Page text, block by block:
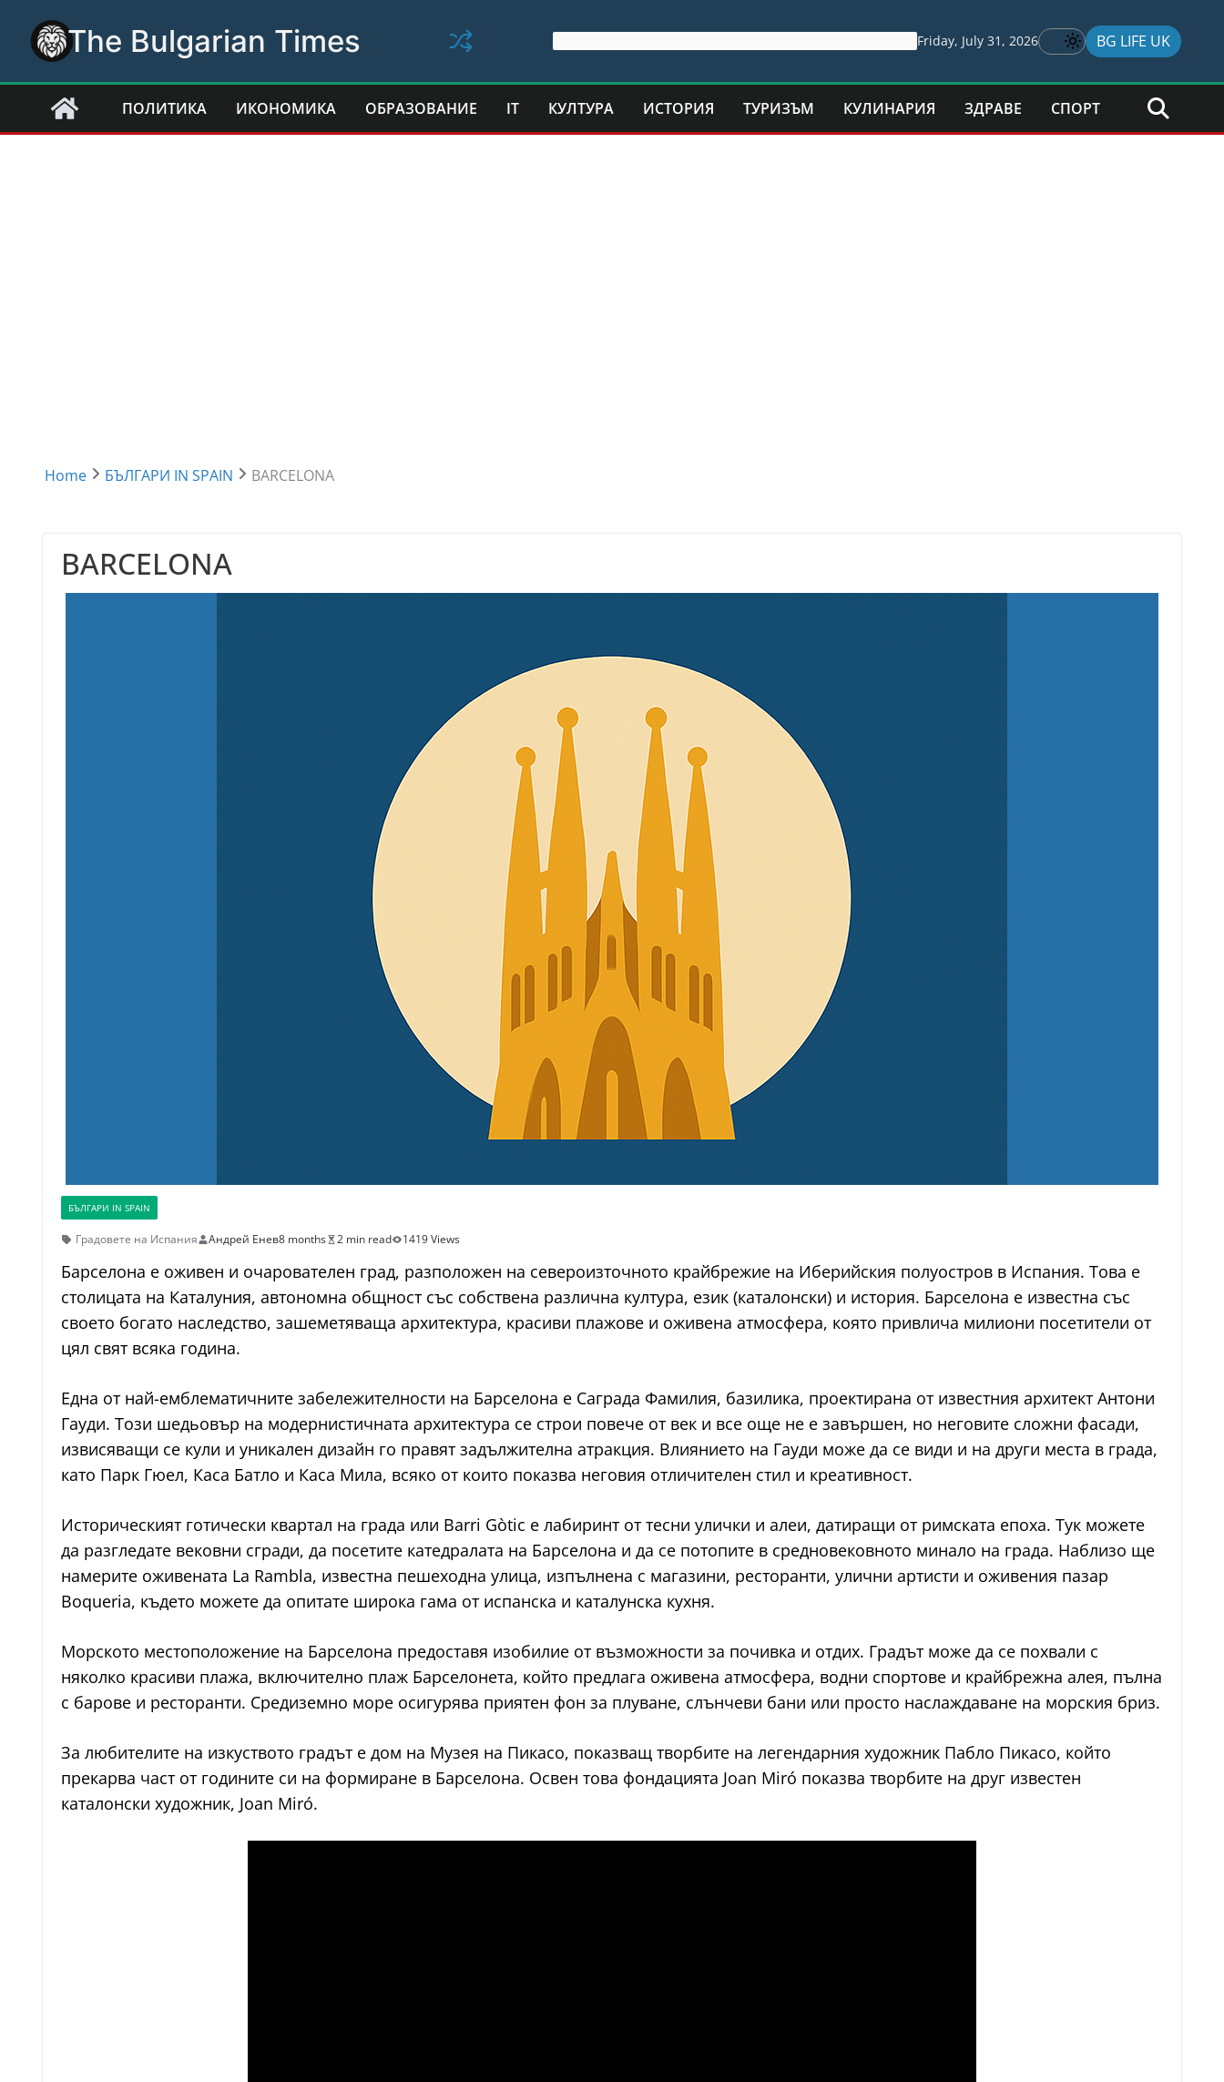
content
The Bulgarian Times Friday, July 31, 2026 BG LIFE UK
ПОЛИТИКА ИКОНОМИКА ОБРАЗОВАНИЕ IT КУЛТУРА ИСТОРИЯ ТУРИЗЪМ КУЛИНАРИЯ ЗДРАВЕ СПОРТ
Home БЪЛГАРИ IN SPAIN BARCELONA
BARCELONA
БЪЛГАРИ IN SPAIN
Градовете на Испания Андрей Енев8 months 2 min read 1419 Views
Барселона е оживен и очарователен град, разположен на североизточното крайбрежие на Иберийския полуостров в Испания. Това е
столицата на Каталуния, автономна общност със собствена различна култура, език (каталонски) и история. Барселона е известна със
своето богато наследство, зашеметяваща архитектура, красиви плажове и оживена атмосфера, която привлича милиони посетители от
цял свят всяка година.
Една от най-емблематичните забележителности на Барселона е Саграда Фамилия, базилика, проектирана от известния архитект Антони
Гауди. Този шедьовър на модернистичната архитектура се строи повече от век и все още не е завършен, но неговите сложни фасади,
извисяващи се кули и уникален дизайн го правят задължителна атракция. Влиянието на Гауди може да се види и на други места в града,
като Парк Гюел, Каса Батло и Каса Мила, всяко от които показва неговия отличителен стил и креативност.
Историческият готически квартал на града или Barri Gòtic е лабиринт от тесни улички и алеи, датиращи от римската епоха. Тук можете
да разгледате вековни сгради, да посетите катедралата на Барселона и да се потопите в средновековното минало на града. Наблизо ще
намерите оживената La Rambla, известна пешеходна улица, изпълнена с магазини, ресторанти, улични артисти и оживения пазар
Boqueria, където можете да опитате широка гама от испанска и каталунска кухня.
Морското местоположение на Барселона предоставя изобилие от възможности за почивка и отдих. Градът може да се похвали с
няколко красиви плажа, включително плаж Барселонета, който предлага оживена атмосфера, водни спортове и крайбрежна алея, пълна
с барове и ресторанти. Средиземно море осигурява приятен фон за плуване, слънчеви бани или просто наслаждаване на морския бриз.
За любителите на изкуството градът е дом на Музея на Пикасо, показващ творбите на легендарния художник Пабло Пикасо, който
прекарва част от годините си на формиране в Барселона. Освен това фондацията Joan Miró показва творбите на друг известен
каталонски художник, Joan Miró.